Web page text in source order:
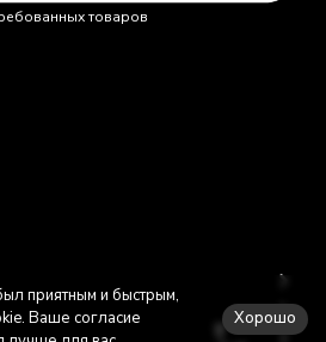
товаров
приятным и быстрым,
Ваше согласие
Хорошо